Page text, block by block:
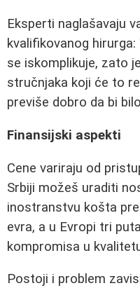
Eksperti naglašavaju
kvalifikovanog
se iskomplikuje, zato
stručnjaka koji će to
previše dobro da bi
Finansijski aspekti
Cene variraju od
Srbiji možeš uraditi
inostranstvu košta
evra, a u Evropi tri
kompromisa u
Postoji i problem